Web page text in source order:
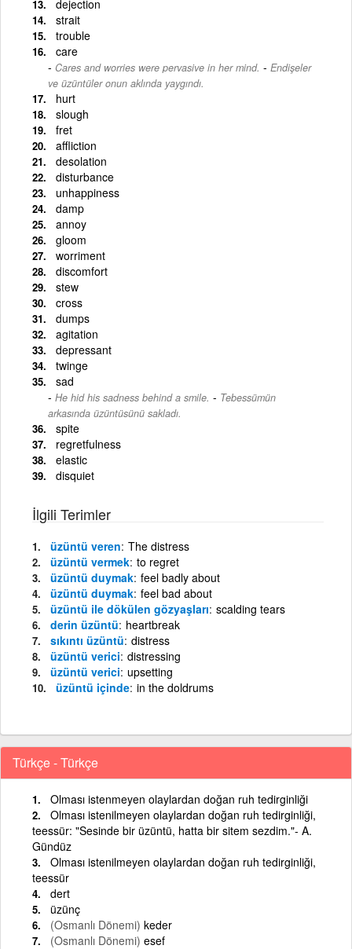
dejection
strait
trouble
care
Cares and worries were pervasive in her mind. - Endişeler
ve üzüntüler onun aklında yaygındı.
hurt
slough
fret
affliction
desolation
disturbance
unhappiness
damp
annoy
gloom
worriment
discomfort
stew
cross
dumps
agitation
depressant
twinge
sad
He hid his sadness behind a smile. - Tebessümün
arkasında üzüntüsünü sakladı.
spite
regretfulness
elastic
disquiet
İlgili Terimler
üzüntü veren The distress
üzüntü vermek to regret
üzüntü duymak feel badly about
üzüntü duymak feel bad about
üzüntü ile dökülen gözyaşları scalding tears
derin üzüntü heartbreak
sıkıntı üzüntü distress
üzüntü verici distressing
üzüntü verici upsetting
üzüntü içinde in the doldrums
Türkçe - Türkçe
Olması istenmeyen olaylardan doğan ruh tedirginliği
Olması istenilmeyen olaylardan doğan ruh tedirginliği,
teessür: "Sesinde bir üzüntü, hatta bir sitem sezdim."- A.
Gündüz
Olması istenilmeyen olaylardan doğan ruh tedirginliği,
teessür
dert
üzünç
(Osmanlı Dönemi) keder
(Osmanlı Dönemi) esef